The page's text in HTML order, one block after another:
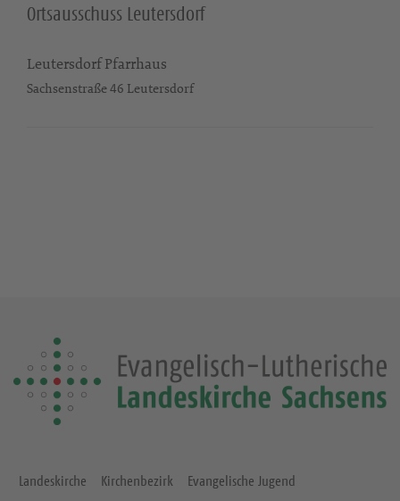
Ortsausschuss Leutersdorf
Leutersdorf Pfarrhaus
Sachsenstraße 46 Leutersdorf
Landeskirche Kirchenbezirk Evangelische Jugend